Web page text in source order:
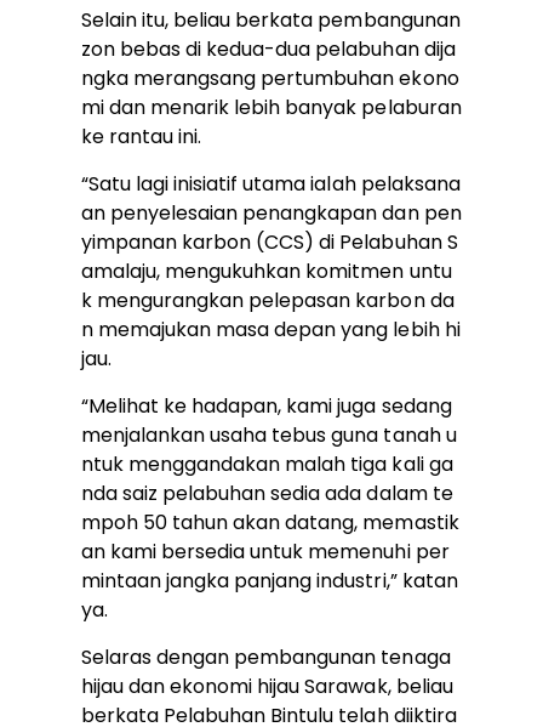
Selain itu, beliau berkata pembangunan
zon bebas di kedua-dua pelabuhan dija
ngka merangsang pertumbuhan ekono
mi dan menarik lebih banyak pelaburan
ke rantau ini.
“Satu lagi inisiatif utama ialah pelaksana
an penyelesaian penangkapan dan pen
yimpanan karbon (CCS) di Pelabuhan S
amalaju, mengukuhkan komitmen untu
k mengurangkan pelepasan karbon da
n memajukan masa depan yang lebih hi
jau.
“Melihat ke hadapan, kami juga sedang
menjalankan usaha tebus guna tanah u
ntuk menggandakan malah tiga kali ga
nda saiz pelabuhan sedia ada dalam te
mpoh 50 tahun akan datang, memastik
an kami bersedia untuk memenuhi per
mintaan jangka panjang industri,” katan
ya.
Selaras dengan pembangunan tenaga
hijau dan ekonomi hijau Sarawak, beliau
berkata Pelabuhan Bintulu telah diiktira